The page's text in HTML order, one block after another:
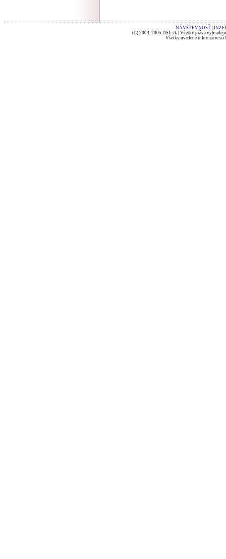
NÁVŠTEVNOSŤ
(C) 2004, 2005 DSL.sk | Všetky práva
Všetky uvedené informácie sú